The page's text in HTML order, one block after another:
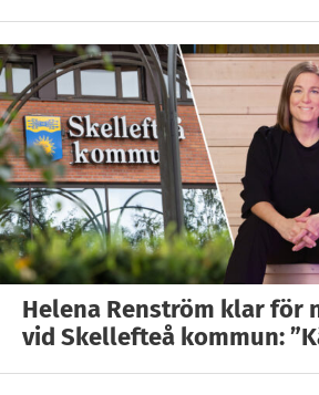
Helena Renström klar för
vid Skellefteå kommun: